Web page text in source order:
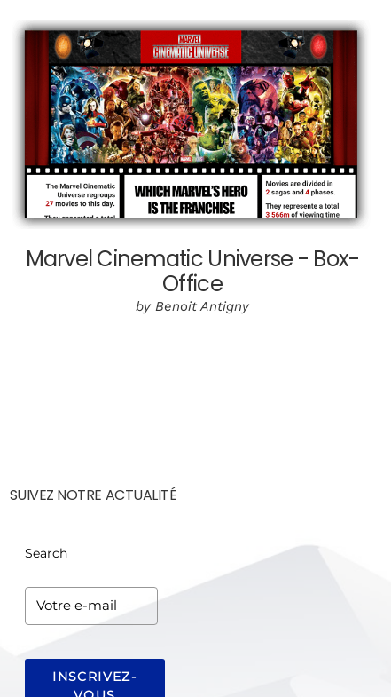
Marvel Cinematic Universe - Box-
Office
by Benoit Antigny
SUIVEZ NOTRE ACTUALITÉ
Search
INSCRIVEZ-